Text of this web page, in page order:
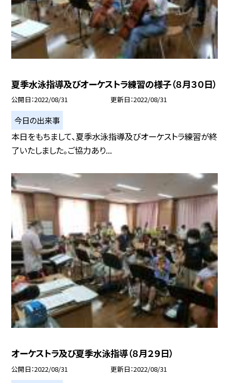
夏季水泳指導及びオーケストラ練習の様子（８月３０日）
公開日 2022/08/31 更新日 2022/08/31
今日の出来事
本日をもちまして、夏季水泳指導及びオーケストラ練習が終
了いたしました。ご協力あり...
オーケストラ及び夏季水泳指導（８月２９日）
公開日 2022/08/31 更新日 2022/08/31